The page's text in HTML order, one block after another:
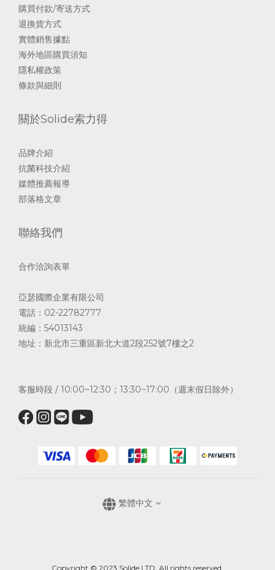
購買付款/寄送方式
退換貨方式
實體銷售據點
海外地區購買須知
隱私權政策
條款與細則
關於Solide索力得
品牌介紹
抗菌科技介紹
媒體推薦報導
部落格文章
聯絡我們
合作洽詢表單
亞瑟國際企業有限公司
電話：02-22782777
統編：54013143
地址：新北市三重區新北大道2段252號7樓之2
客服時段 / 10:00~12:30；13:30~17:00（週末假日除外）
繁體中文
Copyright © 2023 Solide LTD. All rights reserved.